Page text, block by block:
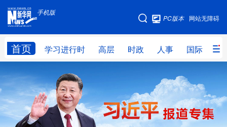
手机版
网站无障碍
PC版本
首页 学习进行时 高层 时政 人事 国际 财
手机版
网站地图
学习进行时 高层 人事
国际 财经 网评 港澳
台湾 思客智库 全球连线 教育